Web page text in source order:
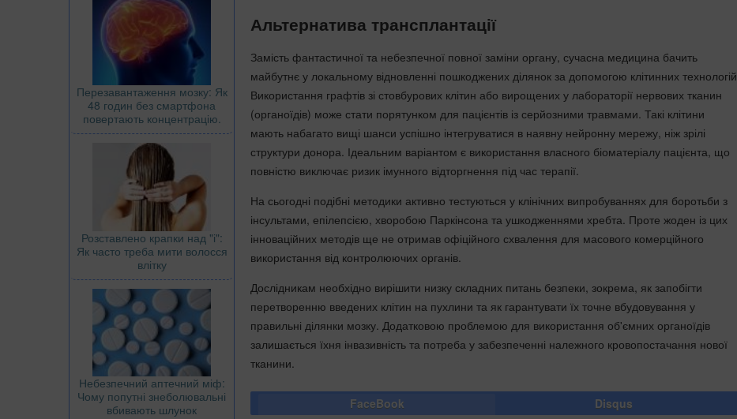
Перезавантаження мозку: Як
48 годин без смартфона
повертають концентрацію.
Розставлено крапки над "і":
Як часто треба мити волосся
влітку
Небезпечний аптечний міф:
Чому попутні знеболювальні
вбивають шлунок
Альтернатива трансплантації
Замість фантастичної та небезпечної повної заміни органу, сучасна медицина бачить
майбутнє у локальному відновленні пошкоджених ділянок за допомогою клітинних технологій.
Використання графтів зі стовбурових клітин або вирощених у лабораторії нервових тканин
(органоїдів) може стати порятунком для пацієнтів із серйозними травмами. Такі клітини
мають набагато вищі шанси успішно інтегруватися в наявну нейронну мережу, ніж зрілі
структури донора. Ідеальним варіантом є використання власного біоматеріалу пацієнта, що
повністю виключає ризик імунного відторгнення під час терапії.
На сьогодні подібні методики активно тестуються у клінічних випробуваннях для боротьби з
інсультами, епілепсією, хворобою Паркінсона та ушкодженнями хребта. Проте жоден із цих
інноваційних методів ще не отримав офіційного схвалення для масового комерційного
використання від контролюючих органів.
Дослідникам необхідно вирішити низку складних питань безпеки, зокрема, як запобігти
перетворенню введених клітин на пухлини та як гарантувати їх точне вбудовування у
правильні ділянки мозку. Додатковою проблемою для використання об'ємних органоїдів
залишається їхня інвазивність та потреба у забезпеченні належного кровопостачання нової
тканини.
FaceBook Disqus